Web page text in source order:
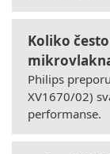
Koliko
Philips
XV1670/02)
performanse.